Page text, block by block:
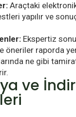
Araçtaki
yapılır ve
Ekspertiz
öneriler raporda yer
ne gibi
ve